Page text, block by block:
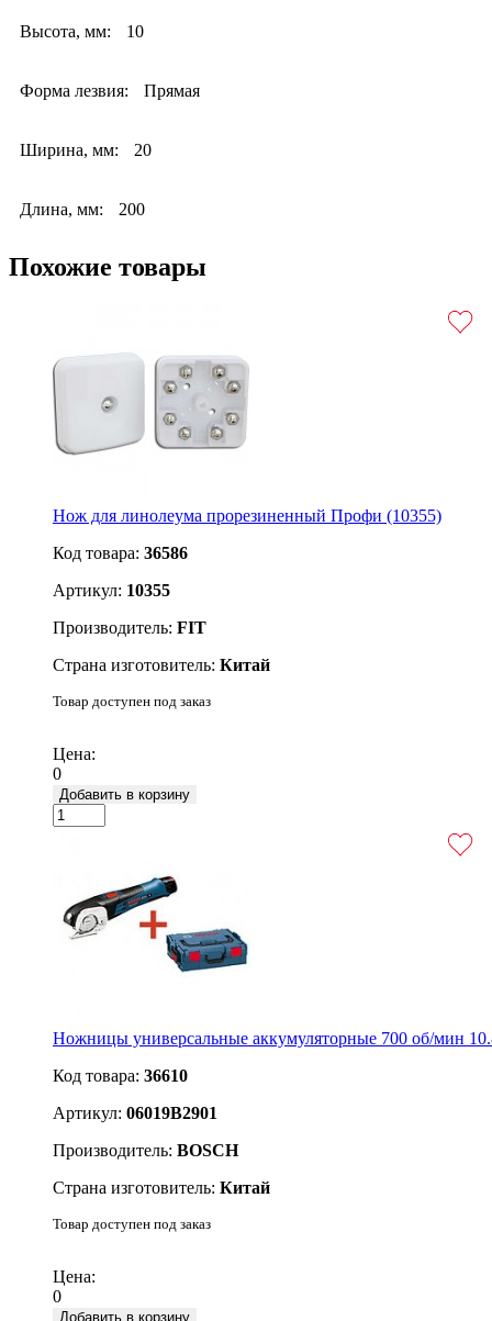
Высота, мм: 10
Форма лезвия: Прямая
Ширина, мм: 20
Длина, мм: 200
Похожие товары
Нож для линолеума прорезиненный Профи (10355)
Код товара: 36586
Артикул: 10355
Производитель: FIT
Страна изготовитель: Китай
Товар доступен под заказ
Цена:
0
Добавить в корзину
Ножницы универсальные аккумуляторные 700 об/мин
Код товара: 36610
Артикул: 06019B2901
Производитель: BOSCH
Страна изготовитель: Китай
Товар доступен под заказ
Цена:
0
Добавить в корзину